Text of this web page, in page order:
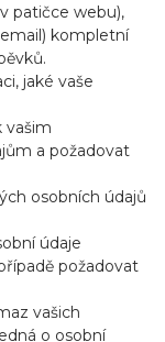
patičce webu),
kompletní
jaké vaše
vašim
a požadovat
osobních údajů
údaje
požadovat
vašich
o osobní